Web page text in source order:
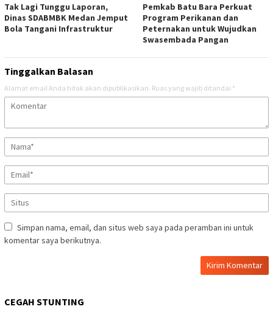
Tak Lagi Tunggu Laporan,
Dinas SDABMBK Medan Jemput
Bola Tangani Infrastruktur
Pemkab Batu Bara Perkuat
Program Perikanan dan
Peternakan untuk Wujudkan
Swasembada Pangan
Tinggalkan Balasan
Alamat email Anda tidak akan dipublikasikan. Ruas yang wajib ditandai *
Simpan nama, email, dan situs web saya pada peramban ini untuk
komentar saya berikutnya.
CEGAH STUNTING